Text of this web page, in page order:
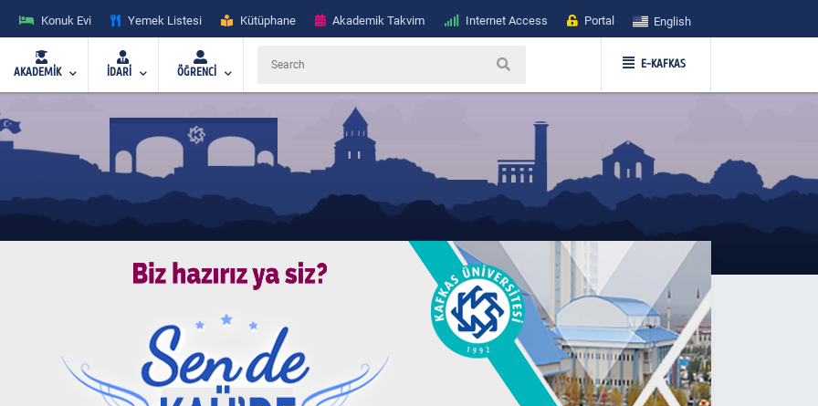
Konuk Evi Yemek Listesi Kütüphane Akademik Takvim Internet Access Portal English
AKADEMİK İDARİ ÖĞRENCİ
E-KAFKAS